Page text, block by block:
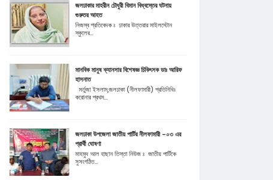
জলঢাকার মাহরীন চৌধুরী বিমান বিধ্বস্তের ঘটনায়
গুরুতর আহত
নিজস্ব প্রতিবেদক ঃ ঢাকার উত্তরার মাইলস্টোন
স্কুলের...
মানবিক মানুষ ক্যানসার বিশেষজ্ঞ চিকিৎসক ডাঃ আরিফ
হাসনাত
মর্তুজা ইসলাম,জলঢাকা (নীলফামারী) প্রতিনিধিঃ
করোনার প্রথম...
জলঢাকা উপজেলা জাতীয় পার্টির নীলফামারী -০৩ এর
প্রার্থী ঘোষণা
মাহমুদ আল হাছান তিস্তা নিউজ ঃ জাতীয় পার্টিকে
সুসংগঠিত...